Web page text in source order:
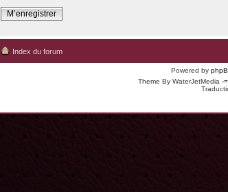
M’enregistrer
Index du forum
Powered by
Theme By WaterJetMedia -